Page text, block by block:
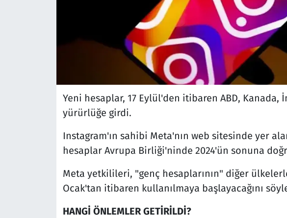
Yeni hesaplar, 17 Eylül'den itibaren ABD, Kanada,
yürürlüğe girdi.
Instagram'ın sahibi Meta'nın web sitesinde yer
hesaplar Avrupa Birliği'ninde 2024'ün sonuna
Meta yetkilileri, "genç hesaplarının" diğer
Ocak'tan itibaren kullanılmaya başlayacağını
HANGİ ÖNLEMLER GETİRİLDİ?